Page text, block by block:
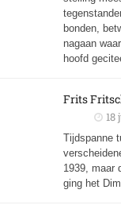
bonden,
nagaan
hoofd
Frits
18
Tijdspanne
1939, maar
ging het